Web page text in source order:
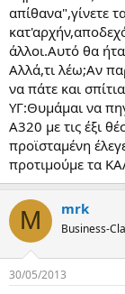
απίθανα",γίνετε
άλλοι.Αυτό θα
Αλλά,τι λέω;Αν
να πάτε και
ΥΓ:Θυμάμαι να
Α320 με τις έξι
προϊσταμένη
προτιμούμε τα
M mrk
Business-
30/05/2013